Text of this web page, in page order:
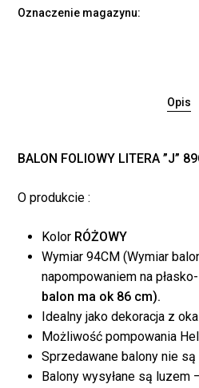
Brak
WRÓĆ
Oznaczenie magazynu:
Opis
BALON FOLIOWY LITERA ”J”
O produkcie :
Kolor RÓŻOWY
Wymiar 94CM (Wymiar
napompowaniem na płasko-
balon ma ok 86 cm).
Idealny jako dekoracja z
Możliwość pompowania
Sprzedawane balony nie są
Balony wysyłane są luzem